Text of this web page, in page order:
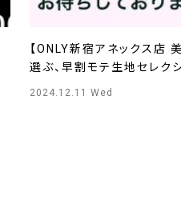
【ONLY新宿アネックス店
選ぶ、早割モテ生地セレクシ
ONLY新宿マルイアネック
2024.12.11 Wed